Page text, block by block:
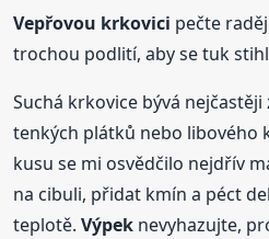
Vepřovou krkovici pečte
trochou podlití, aby se tuk
Suchá krkovice bývá
tenkých plátků nebo libového
kusu se mi osvědčilo nejdřív
na cibuli, přidat kmín a péct
teplotě.Výpek nevyhazujte,